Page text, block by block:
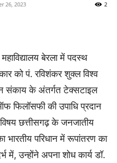
26, 2023 2
बेरला में पदस्थ
को पं. रविशंकर शुक्ल विश्व
संकाय के अंतर्गत टेक्सटाइल
फिलॉसफी की उपाधि प्रदान
छत्तीसगढ़ के जनजातीय
भारतीय परिधान में रूपांतरण का
उन्होंने अपना शोध कार्य डॉ.